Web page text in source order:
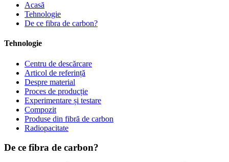
Acasă
Tehnologie
De ce fibra de carbon?
Tehnologie
Centru de descărcare
Articol de referință
Despre material
Proces de producție
Experimentare și testare
Compozit
Produse din fibră de carbon
Radiopacitate
De ce fibra de carbon?